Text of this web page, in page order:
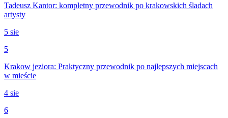
Tadeusz Kantor: kompletny przewodnik po krakowskich śladach
artysty
5 sie
5
Krakow jeziora: Praktyczny przewodnik po najlepszych miejscach
w mieście
4 sie
6